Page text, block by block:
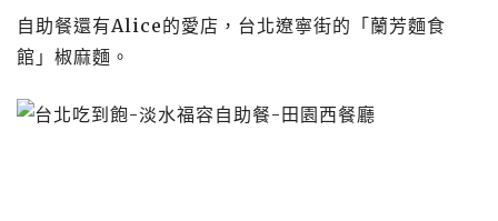
自助餐還有Alice的愛店，台北遼寧街的「蘭芳麵食
館」椒麻麵。